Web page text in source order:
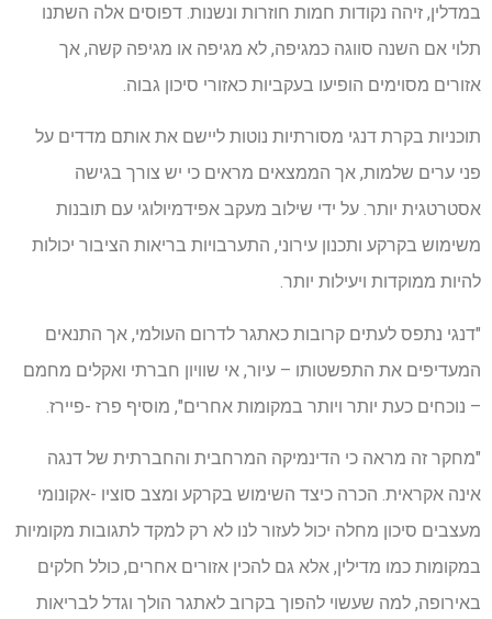
במדלין, זיהה נקודות חמות חוזרות ונשנות. דפוסים אלה השתנו
תלוי אם השנה סווגה כמגיפה, לא מגיפה או מגיפה קשה, אך
אזורים מסוימים הופיעו בעקביות כאזורי סיכון גבוה.
תוכניות בקרת דנגי מסורתיות נוטות ליישם את אותם מדדים על
פני ערים שלמות, אך הממצאים מראים כי יש צורך בגישה
אסטרטגית יותר. על ידי שילוב מעקב אפידמיולוגי עם תובנות
משימוש בקרקע ותכנון עירוני, התערבויות בריאות הציבור יכולות
להיות ממוקדות ויעילות יותר.
"דנגי נתפס לעתים קרובות כאתגר לדרום העולמי, אך התנאים
המעדיפים את התפשטותו – עיור, אי שוויון חברתי ואקלים מחמם
– נוכחים כעת יותר ויותר במקומות אחרים", מוסיף פרז -פיירז.
"מחקר זה מראה כי הדינמיקה המרחבית והחברתית של דנגה
אינה אקראית. הכרה כיצד השימוש בקרקע ומצב סוציו -אקונומי
מעצבים סיכון מחלה יכול לעזור לנו לא רק למקד לתגובות מקומיות
במקומות כמו מדילין, אלא גם להכין אזורים אחרים, כולל חלקים
באירופה, למה שעשוי להפוך בקרוב לאתגר הולך וגדל לבריאות